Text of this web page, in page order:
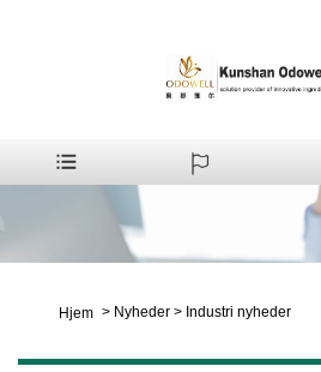
Hjem > Nyheder > Industri nyheder